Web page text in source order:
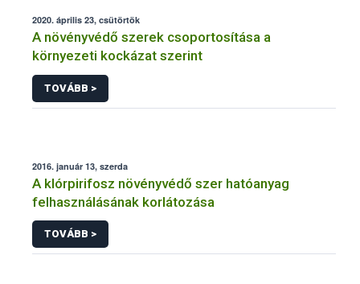
2020. április 23, csütörtök
A növényvédő szerek csoportosítása a
környezeti kockázat szerint
TOVÁBB >
2016. január 13, szerda
A klórpirifosz növényvédő szer hatóanyag
felhasználásának korlátozása
TOVÁBB >